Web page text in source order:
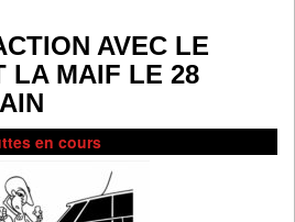
AVEC LE
LA MAIF LE 28
en cours